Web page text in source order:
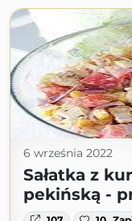
6 września 2022
Sałatka z
pekińską -